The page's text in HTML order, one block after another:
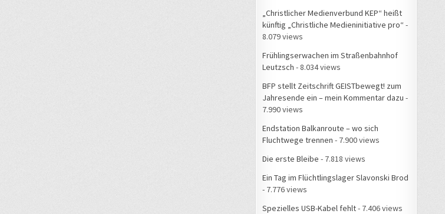
„Christlicher Medienverbund KEP“ heißt
künftig „Christliche Medieninitiative pro“ -
8.079 views
Frühlingserwachen im Straßenbahnhof
Leutzsch - 8.034 views
BFP stellt Zeitschrift GEISTbewegt! zum
Jahresende ein – mein Kommentar dazu -
7.990 views
Endstation Balkanroute – wo sich
Fluchtwege trennen - 7.900 views
Die erste Bleibe - 7.818 views
Ein Tag im Flüchtlingslager Slavonski Brod
- 7.776 views
Spezielles USB-Kabel fehlt- 7.406 views